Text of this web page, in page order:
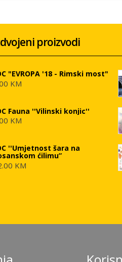
proizvodi
"EVROPA '18 - Rimski most"
KM
Fauna ''Vilinski konjic''
KM
''Umjetnost šara na
ćilimu”
KM